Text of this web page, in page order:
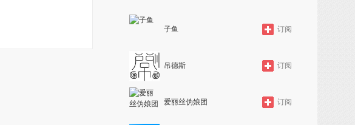
子鱼 订阅
吊德斯 订阅
爱丽丝伪娘团 订阅